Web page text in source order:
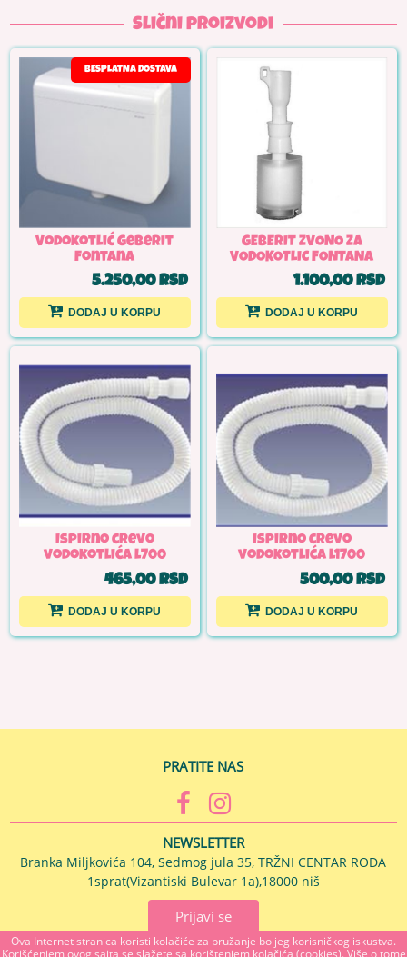
Ova Internet stranica koristi kolačiće za pružanje boljeg korisničkog iskustva.
Korišćenjem ovog sajta se slažete sa korištenjem kolačića (cookies). Više o tome
Slični proizvodi
BESPLATNA DOSTAVA
Vodokotlić Geberit
Fontana
5.250,00 RSD
DODAJ U KORPU
GEBERIT ZVONO ZA
VODOKOTLIC FONTANA
1.100,00 RSD
DODAJ U KORPU
Ispirno crevo
vodokotlića l700
465,00 RSD
DODAJ U KORPU
ispirno crevo
vodokotlića l1700
500,00 RSD
DODAJ U KORPU
PRATITE NAS
NEWSLETTER
Branka Miljkovića 104, Sedmog jula 35, TRŽNI CENTAR RODA
1sprat(Vizantiski Bulevar 1a),18000 niš
Prijavi se